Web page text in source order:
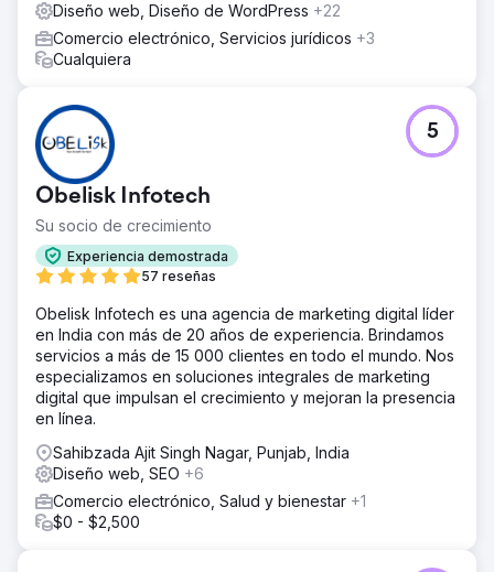
Diseño web, Diseño de WordPress +22
Comercio electrónico, Servicios jurídicos +3
Cualquiera
Obelisk Infotech
Su socio de crecimiento
Experiencia demostrada
57 reseñas
5
Obelisk Infotech es una agencia de marketing digital líder
en India con más de 20 años de experiencia. Brindamos
servicios a más de 15 000 clientes en todo el mundo. Nos
especializamos en soluciones integrales de marketing
digital que impulsan el crecimiento y mejoran la presencia
en línea.
Sahibzada Ajit Singh Nagar, Punjab, India
Diseño web, SEO +6
Comercio electrónico, Salud y bienestar +1
$0 - $2,500